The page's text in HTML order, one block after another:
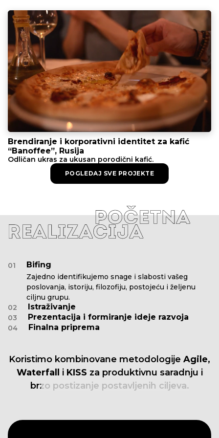
Brendiranje i korporativni identitet za kafić
“Banoffee”, Rusija
Odličan ukras za ukusan porodični kafić.
POGLEDAJ SVE PROJEKTE
01 Bifing
Zajedno identifikujemo snage i slabosti vašeg
poslovanja, istoriju, filozofiju, postojeću i željenu
ciljnu grupu.
02
Istraživanje
03 Prezentacija i formiranje ideje razvoja
04 Finalna priprema
Koristimo kombinovane metodologije Agile,
Waterfall i KISS za produktivnu saradnju i
brzo postizanje postavljenih ciljeva.